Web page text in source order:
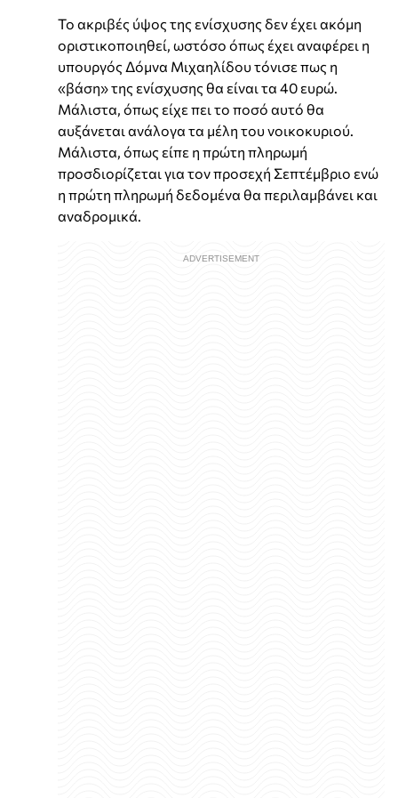
Το ακριβές ύψος της ενίσχυσης δεν έχει ακόμη
οριστικοποιηθεί, ωστόσο όπως έχει αναφέρει η
υπουργός Δόμνα Μιχαηλίδου τόνισε πως η
«βάση» της ενίσχυσης θα είναι τα 40 ευρώ.
Μάλιστα, όπως είχε πει το ποσό αυτό θα
αυξάνεται ανάλογα τα μέλη του νοικοκυριού.
Μάλιστα, όπως είπε η πρώτη πληρωμή
προσδιορίζεται για τον προσεχή Σεπτέμβριο ενώ
η πρώτη πληρωμή δεδομένα θα περιλαμβάνει και
αναδρομικά.